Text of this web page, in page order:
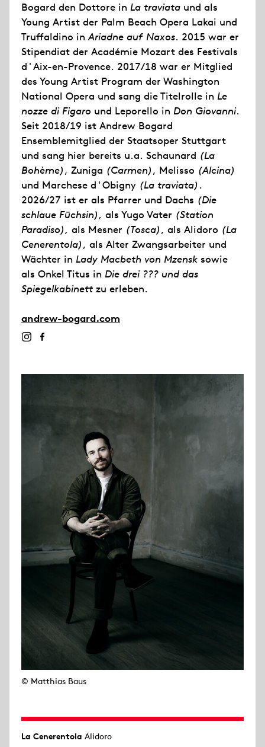
Bogard den Dottore in La traviata und als
Young Artist der Palm Beach Opera Lakai und
Truffaldino inAriadne auf Naxos. 2015 war er
Stipendiat der Académie Mozart des Festivals
d'Aix-en-Provence. 2017/18 war er Mitglied
des Young Artist Program der Washington
National Opera und sang die Titelrolle in Le
nozze di Figaro und Leporello in Don Giovanni.
Seit 2018/19 ist Andrew Bogard
Ensemblemitglied der Staatsoper Stuttgart
und sang hier bereits u.a. Schaunard (La
Bohème), Zuniga (Carmen), Melisso (Alcina)
und Marchese d'Obigny (La traviata) .
2026/27 ist er als Pfarrer und Dachs (Die
schlaue Füchsin), als Yugo Vater (Station
Paradiso), als Mesner (Tosca), als Alidoro (La
Cenerentola), als Alter Zwangsarbeiter und
Wächter in Lady Macbeth von Mzensk sowie
als Onkel Titus in Die drei ??? und das
Spiegelkabinettzu erleben.
andrew-bogard.com
© Matthias Baus
La Cenerentola Alidoro